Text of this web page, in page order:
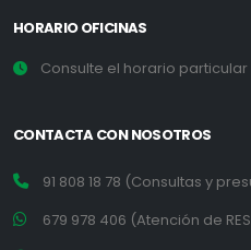
HORARIO OFICINAS
Consulte el horario
CONTACTA CON NOSOTROS
91 808 18 78 (Consultas y
679 978 406 (Atención de